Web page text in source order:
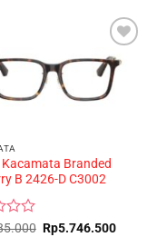
Kacamata Branded
B 2426-D C3002
Original
Rp5.746.500Current